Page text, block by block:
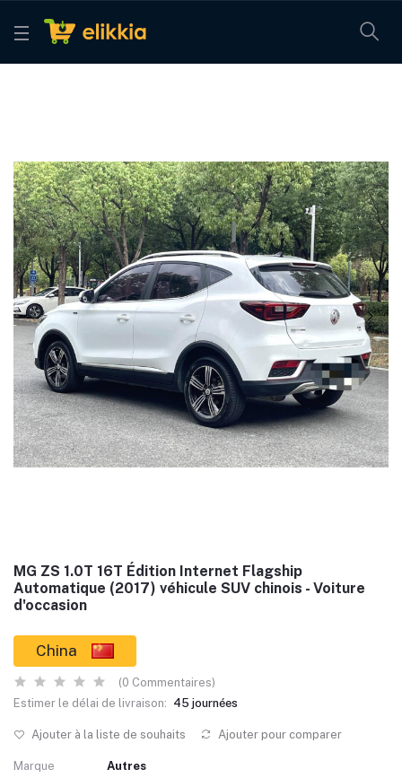
MG ZS 1.0T 16T Édition Internet Flagship
Automatique (2017) véhicule SUV chinois - Voiture
d'occasion
China
(0 Commentaires)
Estimer le délai de livraison: 45 journées
Ajouter à la liste de souhaits Ajouter pour comparer
Marque Autres